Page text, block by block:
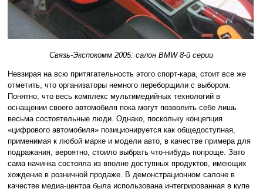
Связь-Экспокомм 2005: салон BMW 8-й серии
Невзирая на всю притягательность этого спорт-кара, стоит все же
отметить, что организаторы немного переборщили с выбором.
Понятно, что весь комплекс мультимедийных технологий в
оснащении своего автомобиля пока могут позволить себе лишь
весьма состоятельные люди. Однако, поскольку концепция
«цифрового автомобиля» позиционируется как общедоступная,
применимая к любой марке и модели авто, в качестве примера для
подражания, вероятно, стоило выбрать что-нибудь попроще. Зато
сама начинка состояла из вполне доступных продуктов, имеющих
хождение в розничной продаже. В демонстрационном салоне в
качестве медиа-центра была использована интегрированная в купе